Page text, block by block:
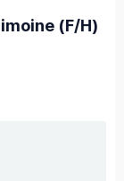
(F/H)